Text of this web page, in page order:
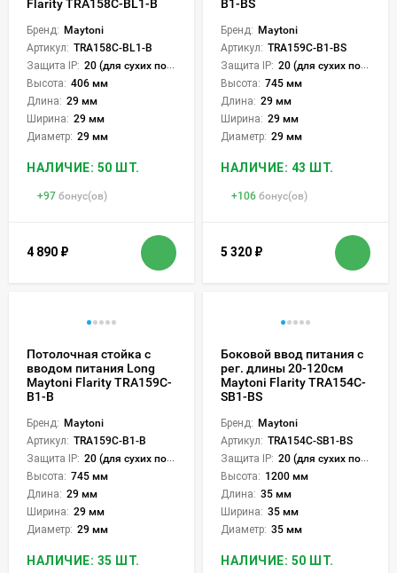
Flarity TRA158C-BL1-B
Бренд: Maytoni
Артикул: TRA158C-BL1-B
Защита IP: 20 (для сухих пом.)
Высота: 406 мм
Длина: 29 мм
Ширина: 29 мм
Диаметр: 29 мм
НАЛИЧИЕ: 50 ШТ.
+97 бонус(ов)
4 890 ₽
B1-BS
Бренд: Maytoni
Артикул: TRA159C-B1-BS
Защита IP: 20 (для сухих пом.)
Высота: 745 мм
Длина: 29 мм
Ширина: 29 мм
Диаметр: 29 мм
НАЛИЧИЕ: 43 ШТ.
+106 бонус(ов)
5 320 ₽
Потолочная стойка с
вводом питания Long
Maytoni Flarity TRA159C-
B1-B
Бренд: Maytoni
Артикул: TRA159C-B1-B
Защита IP: 20 (для сухих пом.)
Высота: 745 мм
Длина: 29 мм
Ширина: 29 мм
Диаметр: 29 мм
НАЛИЧИЕ: 35 ШТ.
Боковой ввод питания с
рег. длины 20-120см
Maytoni Flarity TRA154C-
SB1-BS
Бренд: Maytoni
Артикул: TRA154C-SB1-BS
Защита IP: 20 (для сухих пом.)
Высота: 1200 мм
Длина: 35 мм
Ширина: 35 мм
Диаметр: 35 мм
НАЛИЧИЕ: 50 ШТ.